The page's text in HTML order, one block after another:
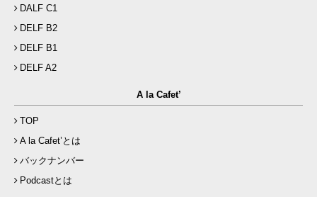
DALF C1
DELF B2
DELF B1
DELF A2
A la Cafet’
TOP
A la Cafet’とは
バックナンバー
Podcastとは